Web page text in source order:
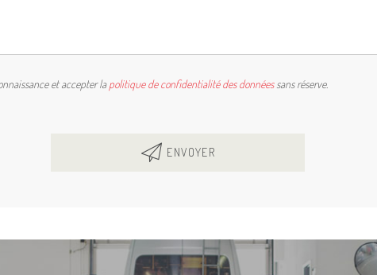
et accepter lapolitique de confidentialité des donnéessans réserve.
ENVOYER